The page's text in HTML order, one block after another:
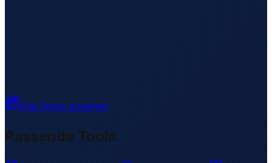
Alle News ansehen
Passende Tools